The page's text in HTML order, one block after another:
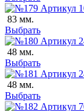
83 мм.
Выбрать
48 мм.
Выбрать
48 мм.
Выбрать